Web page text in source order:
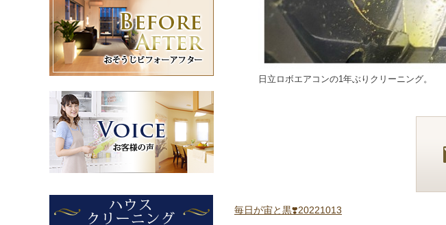
日立ロボエアコンの1年ぶりクリーニング。
毎日が宙と黒❣️20221013